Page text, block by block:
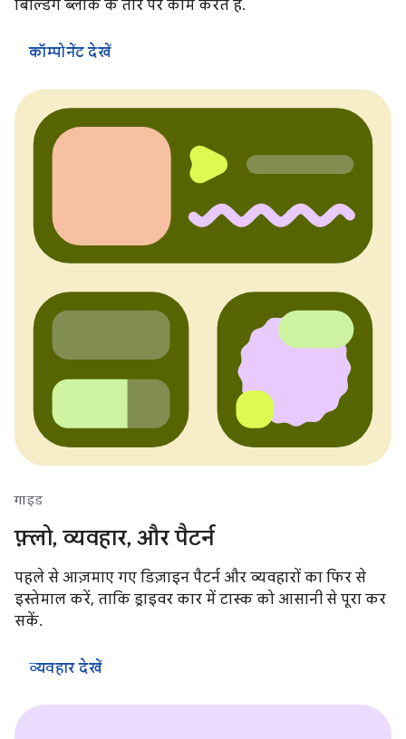
बिल्डिंग ब्लॉक के तौर पर काम करते हैं.
कॉम्पोनेंट देखें
गाइड
फ़्लो, व्यवहार, और पैटर्न
पहले से आज़माए गए डिज़ाइन पैटर्न और व्यवहारों का फिर से
इस्तेमाल करें, ताकि ड्राइवर कार में टास्क को आसानी से पूरा कर
सकें.
व्यवहार देखें